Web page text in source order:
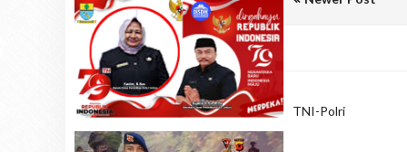
TNI-Polri